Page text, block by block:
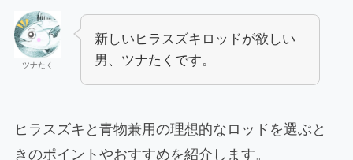
ツナたく
新しいヒラスズキロッドが欲しい
男、ツナたくです。
ヒラスズキと青物兼用の理想的なロッドを選ぶと
きのポイントやおすすめを紹介します。